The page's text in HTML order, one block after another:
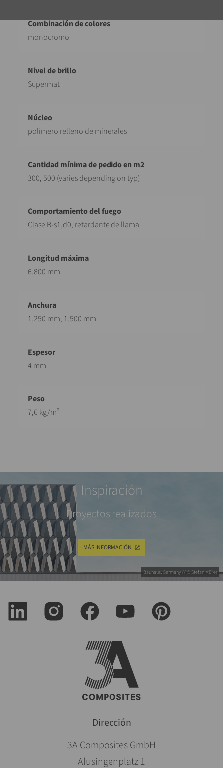
monocromo
Supermat
polímero relleno de minerales
300, 500 (varies depending on typ)
Clase B-s1,d0, retardante de llama
6.800 mm
1.250 mm, 1.500 mm
4 mm
7,6 kg/m²
Bauhaus, Germany // © Stefan Müller
Inspiración
Proyectos realizados
MÁS INFORMACIÓN
Dirección
3A Composites GmbH
Alusingenplatz 1